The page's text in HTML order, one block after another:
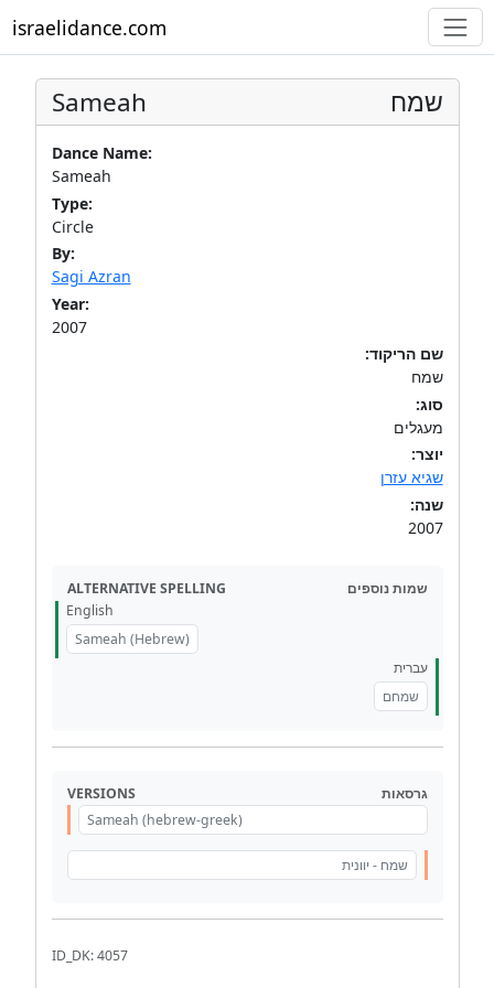
israelidance.com
Sameah שמח
Dance Name:
Sameah
Type:
Circle
By:
Sagi Azran
Year:
2007
שם הריקוד:
שמח
סוג:
מעגלים
יוצר:
שגיא עזרן
שנה:
2007
ALTERNATIVE SPELLING
שמות נוספים
English
Sameah (Hebrew)
עברית
שמחם
VERSIONS
גרסאות
Sameah (hebrew-greek)
שמח - יוונית
ID_DK: 4057